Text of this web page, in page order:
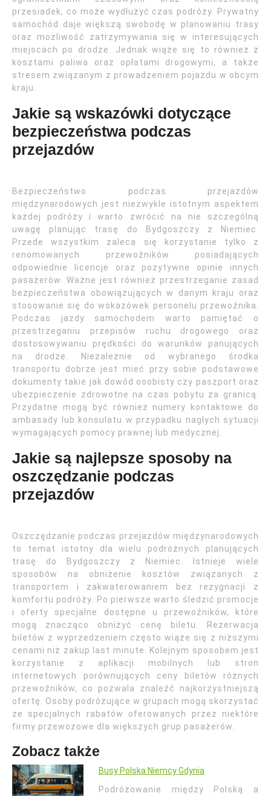
przesiadek, co może wydłużyć czas podróży. Prywatny
samochód daje większą swobodę w planowaniu trasy
oraz możliwość zatrzymywania się w interesujących
miejscach po drodze. Jednak wiąże się to również z
kosztami paliwa oraz opłatami drogowymi, a także
stresem związanym z prowadzeniem pojazdu w obcym
kraju.
Jakie są wskazówki dotyczące
bezpieczeństwa podczas
przejazdów
Bezpieczeństwo podczas przejazdów
międzynarodowych jest niezwykle istotnym aspektem
każdej podróży i warto zwrócić na nie szczególną
uwagę planując trasę do Bydgoszczy z Niemiec.
Przede wszystkim zaleca się korzystanie tylko z
renomowanych przewoźników posiadających
odpowiednie licencje oraz pozytywne opinie innych
pasażerów. Ważne jest również przestrzeganie zasad
bezpieczeństwa obowiązujących w danym kraju oraz
stosowanie się do wskazówek personelu przewoźnika.
Podczas jazdy samochodem warto pamiętać o
przestrzeganiu przepisów ruchu drogowego oraz
dostosowywaniu prędkości do warunków panujących
na drodze. Niezależnie od wybranego środka
transportu dobrze jest mieć przy sobie podstawowe
dokumenty takie jak dowód osobisty czy paszport oraz
ubezpieczenie zdrowotne na czas pobytu za granicą.
Przydatne mogą być również numery kontaktowe do
ambasady lub konsulatu w przypadku nagłych sytuacji
wymagających pomocy prawnej lub medycznej.
Jakie są najlepsze sposoby na
oszczędzanie podczas
przejazdów
Oszczędzanie podczas przejazdów międzynarodowych
to temat istotny dla wielu podróżnych planujących
trasę do Bydgoszczy z Niemiec. Istnieje wiele
sposobów na obniżenie kosztów związanych z
transportem i zakwaterowaniem bez rezygnacji z
komfortu podróży. Po pierwsze warto śledzić promocje
i oferty specjalne dostępne u przewoźników, które
mogą znacząco obniżyć cenę biletu. Rezerwacja
biletów z wyprzedzeniem często wiąże się z niższymi
cenami niż zakup last minute. Kolejnym sposobem jest
korzystanie z aplikacji mobilnych lub stron
internetowych porównujących ceny biletów różnych
przewoźników, co pozwala znaleźć najkorzystniejszą
ofertę. Osoby podróżujące w grupach mogą skorzystać
ze specjalnych rabatów oferowanych przez niektóre
firmy przewozowe dla większych grup pasażerów.
Zobacz także
Busy Polska Niemcy Gdynia
Podróżowanie między Polską a